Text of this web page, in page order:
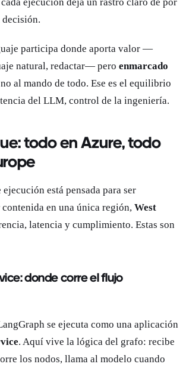
decisión.
participa donde aporta valor —
natural, redactar— pero enmarcado
al mando de todo. Ese es el equilibrio
del LLM, control de la ingeniería.
todo en Azure, todo
está pensada para ser
en una única región, West
latencia y cumplimiento. Estas son
donde corre el flujo
se ejecuta como una aplicación
. Aquí vive la lógica del grafo: recibe
los nodos, llama al modelo cuando